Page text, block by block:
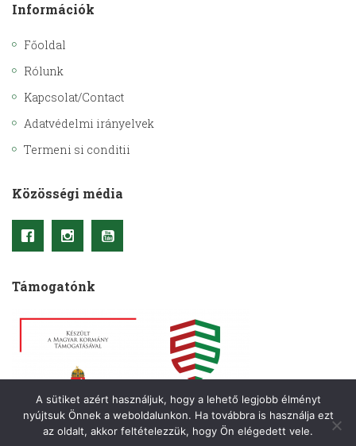
Információk
Főoldal
Rólunk
Kapcsolat/Contact
Adatvédelmi irányelvek
Termeni si conditii
Közösségi média
Támogatónk
A sütiket azért használjuk, hogy a lehető legjobb élményt
nyújtsuk Önnek a weboldalunkon. Ha továbbra is használja ezt
az oldalt, akkor feltételezzük, hogy Ön elégedett vele.